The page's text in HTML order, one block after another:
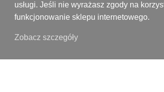
Siedziba firmy:
Lacnepostreky s.r.o.
831 54 Bratislava, Słowacja
usługi. Jeśli nie wyrażasz zgody na
funkcjonowanie sklepu internetowego.
Zobacz szczegóły